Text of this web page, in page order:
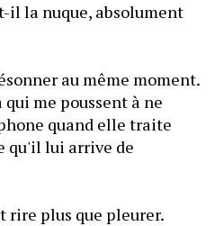
il la nuque, absolument
au même moment.
me poussent à ne
quand elle traite
qu'il lui arrive de
rire plus que pleurer.